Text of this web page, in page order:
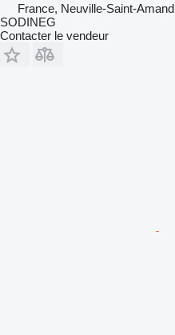
France, Neuville-Saint-Amand
SODINEG
Contacter le vendeur